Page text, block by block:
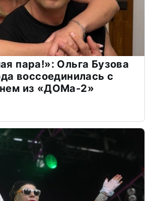
пара!»: Ольга Бузова
воссоединилась с
из «ДОМа-2»